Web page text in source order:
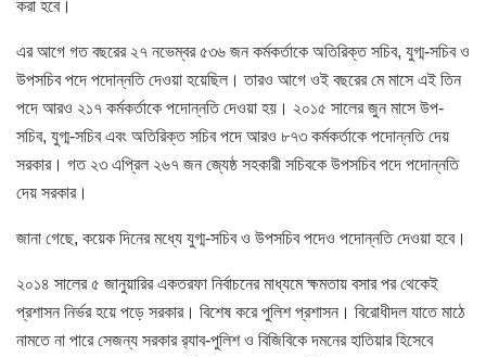
করা হবে।
এর আগে গত বছরের ২৭ নভেম্বর ৫৩৬ জন কর্মকর্তাকে অতিরিক্ত সচিব, যুগ্ম-সচিব ও
উপসচিব পদে পদোন্নতি দেওয়া হয়েছিল। তারও আগে ওই বছরের মে মাসে এই তিন
পদে আরও ২১৭ কর্মকর্তাকে পদোন্নতি দেওয়া হয়। ২০১৫ সালের জুন মাসে উপ-
সচিব, যুগ্ম-সচিব এবং অতিরিক্ত সচিব পদে আরও ৮৭৩ কর্মকর্তাকে পদোন্নতি দেয়
সরকার। গত ২৩ এপ্রিল ২৬৭ জন জ্যেষ্ঠ সহকারী সচিবকে উপসচিব পদে পদোন্নতি
দেয় সরকার।
জানা গেছে, কয়েক দিনের মধ্যে যুগ্ম-সচিব ও উপসচিব পদেও পদোন্নতি দেওয়া হবে।
২০১৪ সালের ৫ জানুয়ারির একতরফা নির্বাচনের মাধ্যমে ক্ষমতায় বসার পর থেকেই
প্রশাসন নির্ভর হয়ে পড়ে সরকার। বিশেষ করে পুলিশ প্রশাসন। বিরোধীদল যাতে মাঠে
নামতে না পারে সেজন্য সরকার র‌্যাব-পুলিশ ও বিজিবিকে দমনের হাতিয়ার হিসেবে